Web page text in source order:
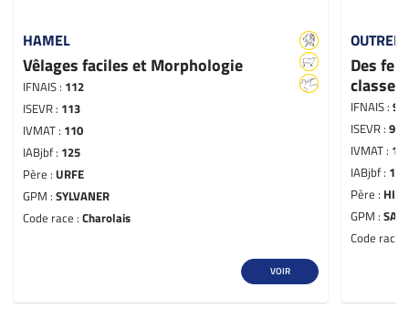
HAMEL
Vêlages faciles et Morphologie
IFNAIS : 112
ISEVR : 113
IVMAT : 110
IABjbf : 125
Père : URFE
GPM : SYLVANER
Code race : Charolais
VOIR
Des
classe
IFNAIS :98
ISEVR :99
IVMAT :
IABjbf : 107
Père :
GPM :
Code race